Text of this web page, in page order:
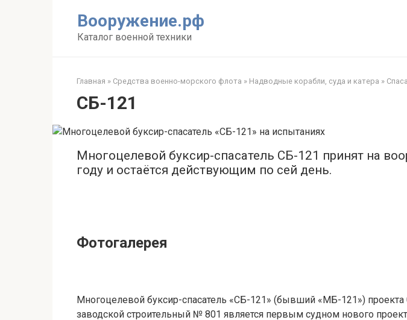
Вооружение.рф
Каталог военной техники
Главная » Средства военно-морского флота » Надводные корабли, суда и катера »
СБ-121
Многоцелевой буксир-спасатель СБ-121 принят на
году и остаётся действующим по сей день.
Фотогалерея
Многоцелевой буксир-спасатель «СБ-121» (бывший «МБ-121»)
заводской строительный № 801 является первым судном нового